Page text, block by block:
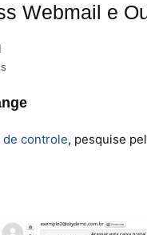
De Sites
Agent
Webmail e
de controle, pesquise